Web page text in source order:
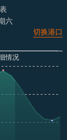
六
切换港口
情况